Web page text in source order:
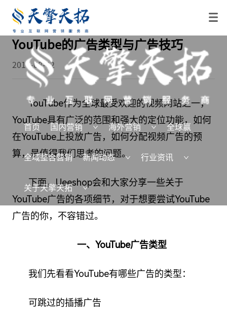
首页 国内营销 海外营销 全球赢
全域整合营销 新闻动态 行业资讯
关于天擎天拓
YouTube的广告类型与广告技巧
2017-08-02
YouTube作为全球最受欢迎的视频网站之一，
YouTube具有广泛的范围和强大的定位功能，如何
在YouTube上投放广告，如何分配视频广告的预
算，是值得我们思考的问题。
下面，Ueeshop会和大家分享一些关于
YouTube广告的各项细节，对于想要尝试YouTube
广告的你，不容错过。
一、YouTube广告类型
我们先看看YouTube有哪些广告的类型：
可跳过的插播广告